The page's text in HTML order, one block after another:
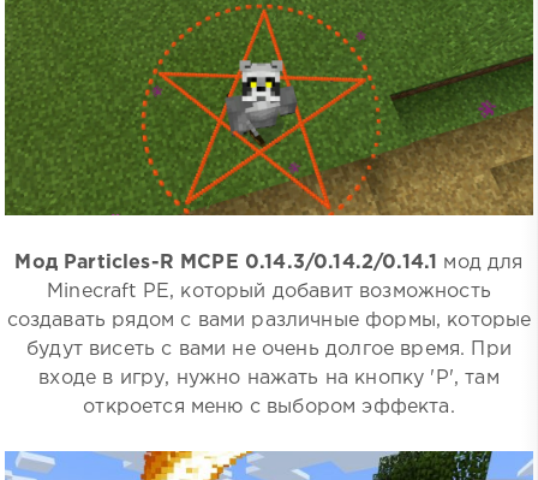
Мод Particles-R MCPE 0.14.3/0.14.2/0.14.1
мод для
Minecraft PE, который добавит возможность
создавать рядом с вами различные формы, которые
будут висеть с вами не очень долгое время. При
входе в игру, нужно нажать на кнопку 'P', там
откроется меню с выбором эффекта.